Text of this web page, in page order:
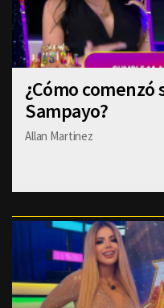
¿Cómo comenzó
Sampayo?
Allan Martinez